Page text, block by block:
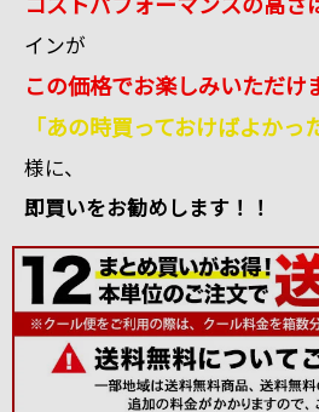
インが
この価格でお楽しみいただけ
「あの時買っておけばよかっ
様に、
即買いをお勧めします！！